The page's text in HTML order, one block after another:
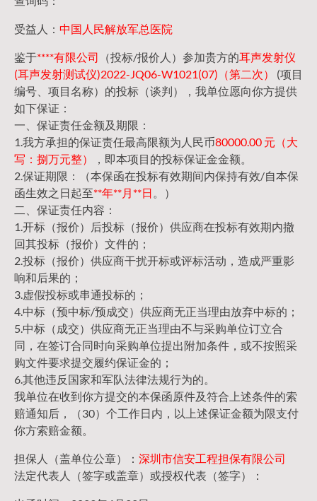
受益人： 中国人民解放军总医院
鉴于****有限公司 （投标/报价人）参加贵方的耳声发射仪
(耳声发射测试仪)2022-JQ06-W1021(07)（第二次）
(项目
编号、项目名称）的投标（谈判），我单位愿向你方提供
如下保证：
一、保证责任金额及期限：
1.我方承担的保证责任最高限额为人民币80000.00 元（大
写：捌万元整）
，即本项目的投标保证金金额。
2.保证期限：（本保函在投标有效期间内保持有效/自本保
函生效之日起至**年**月**日 。）
二、保证责任内容：
1.开标（报价）后投标（报价）供应商在投标有效期内撤
回其投标（报价）文件的；
2.投标（报价）供应商干扰开标或评标活动，造成严重影
响和后果的；
3.虚假投标或串通投标的；
4.中标（预中标/预成交）供应商无正当理由放弃中标的；
5.中标（成交）供应商无正当理由不与采购单位订立合
同，在签订合同时向采购单位提出附加条件，或不按照采
购文件要求提交履约保证金的；
6.其他违反国家和军队法律法规行为的。
我单位在收到你方提交的本保函原件及符合上述条件的索
赔通知后，（30）个工作日内，以上述保证金额为限支付
你方索赔金额。
担保人（盖单位公章）： 深圳市信安工程担保有限公司
法定代表人（签字或盖章）或授权代表（签字）：